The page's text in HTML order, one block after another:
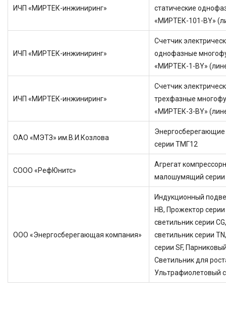
ИЧП «МИРТЕК-инжиниринг»
статические
«МИРТЕК-101-BY»
ИЧП «МИРТЕК-инжиниринг»
Счетчик
однофазные
«МИРТЕК-1-BY»
ИЧП «МИРТЕК-инжиниринг»
Счетчик
трехфазные
«МИРТЕК-3-BY»
ОАО «МЭТЗ» им.В.И.Козлова
серии ТМГ12
СООО «РефЮнитс»
Агрегат
малошумящий
ООО «Энергосберегающая компания»
Индукционный
НВ, Прожектор
светильник серии
светильник серии
серии SF,
Светильник для
Ультрафиолетовый